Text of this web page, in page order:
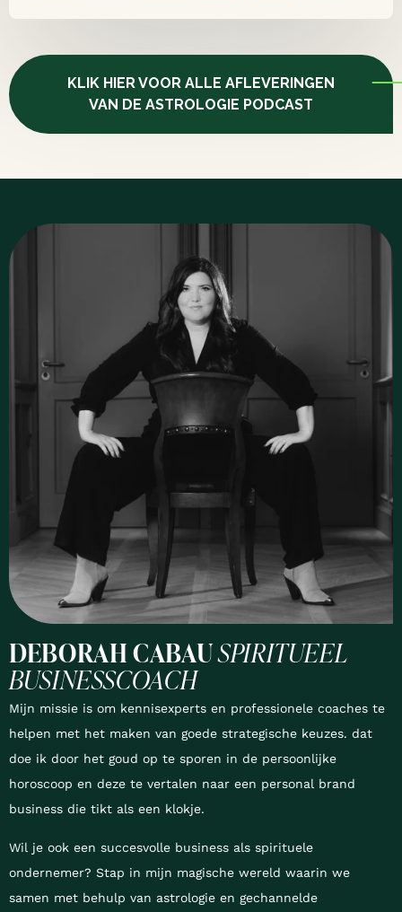
KLIK HIER VOOR ALLE AFLEVERINGEN
VAN DE ASTROLOGIE PODCAST
DEBORAH CABAUSPIRITUEEL
BUSINESSCOACH
Mijn missie is om kennisexperts en professionele coaches te
helpen met het maken van goede strategische keuzes. dat
doe ik door het goud op te sporen in de persoonlijke
horoscoop en deze te vertalen naar een personal brand
business die tikt als een klokje.
Wil je ook een succesvolle business als spirituele
ondernemer? Stap in mijn magische wereld waarin we
samen met behulp van astrologie en gechannelde